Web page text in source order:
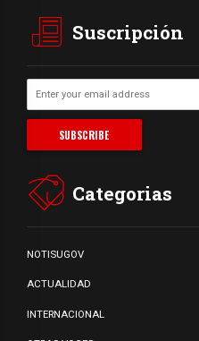
Suscripción
Categorias
NOTISUGOV
ACTUALIDAD
INTERNACIONAL